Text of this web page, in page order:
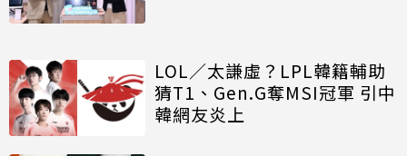
LOL／太謙虛？LPL韓籍輔助
猜T1、Gen.G奪MSI冠軍 引中
韓網友炎上